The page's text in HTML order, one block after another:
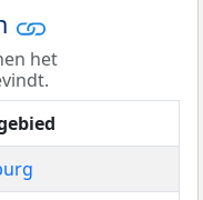
het